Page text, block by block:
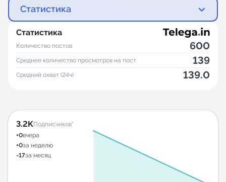
Статистика
Статистика
Количество постов 600
Среднее количество просмотров на пост 139
Средний охват (24ч) 139.0
3.2KПодписчиков*
+0вчера
+0за неделю
-17за месяц